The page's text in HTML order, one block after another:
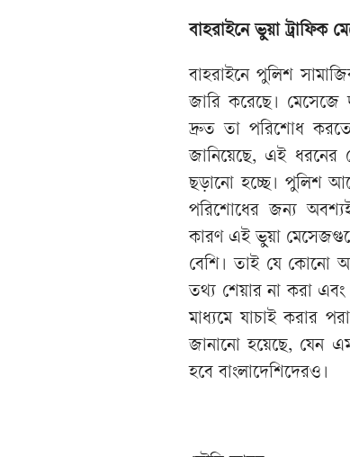
বাহরাইনে ভুয়া ট্রাফিক
বাহরাইনে পুলিশ
জারি করেছে। মেসেজে
দ্রুত তা পরিশোধ করতে
জানিয়েছে, এই ধরনের
ছড়ানো হচ্ছে। পুলিশ
পরিশোধের জন্য অবশ্যই
কারণ এই ভুয়া
বেশি। তাই যে কোনো
তথ্য শেয়ার না করা এবং
মাধ্যমে যাচাই করার
জানানো হয়েছে, যেন
হবে বাংলাদেশিদেরও।